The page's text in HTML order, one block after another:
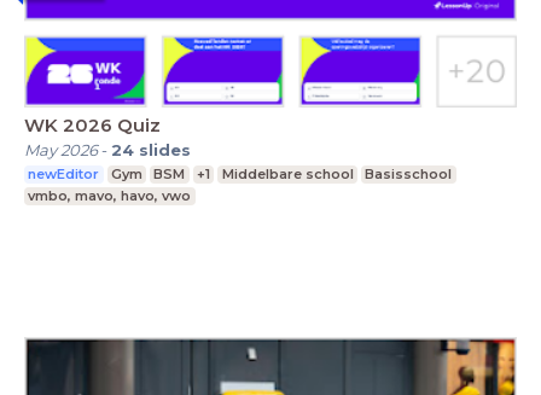
WK 2026 Quiz
May 2026- 24 slides
newEditor Gym BSM +1 Middelbare school
Basisschool
vmbo, mavo, havo, vwo